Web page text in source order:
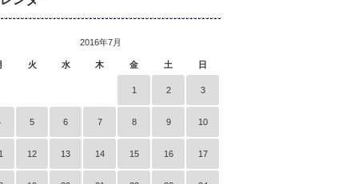
2016年7月
火 水 木 金 土 日
1 2 3
5 6 7 8 9 10
12 13 14 15 16 17